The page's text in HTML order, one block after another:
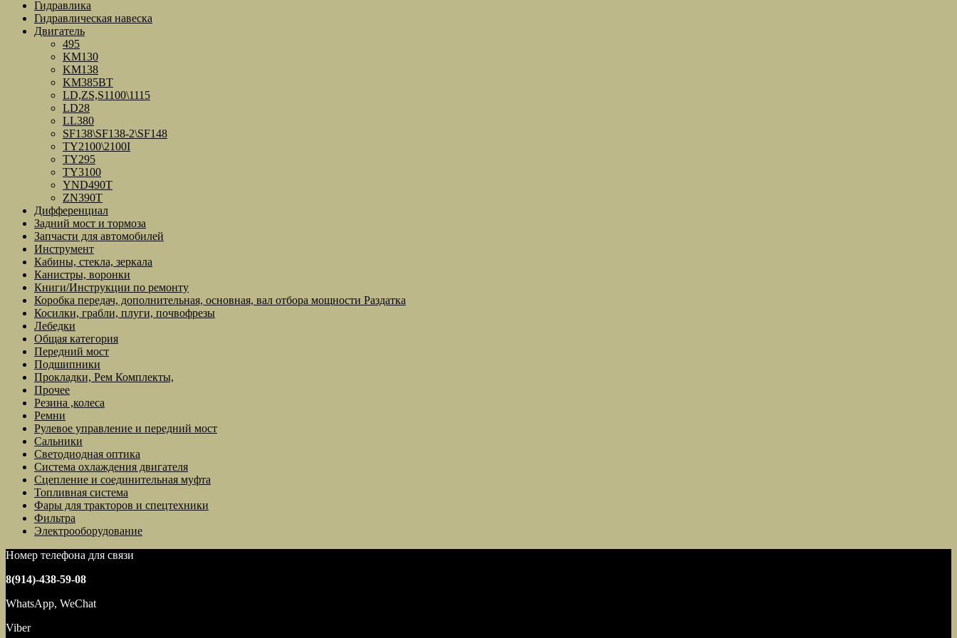
Гидравлика
Гидравлическая навеска
Двигатель
495
KM130
KM138
KM385BT
LD,ZS,S1100\1115
LD28
LL380
SF138\SF138-2\SF148
TY2100\2100I
TY295
TY3100
YND490T
ZN390T
Дифференциал
Задний мост и тормоза
Запчасти для автомобилей
Инструмент
Кабины, стекла, зеркала
Канистры, воронки
Книги/Инструкции по ремонту
Коробка передач, дополнительная, основная, вал отбора мощности Раздатка
Косилки, грабли, плуги, почвофрезы
Лебедки
Общая категория
Передний мост
Подшипники
Прокладки, Рем Комплекты,
Прочее
Резина ,колеса
Ремни
Рулевое управление и передний мост
Сальники
Светодиодная оптика
Система охлаждения двигателя
Сцепление и соединительная муфта
Топливная система
Фары для тракторов и спецтехники
Фильтра
Электрооборудование
Номер телефона для связи
8(914)-438-59-08
WhatsApp, WeChat
Viber